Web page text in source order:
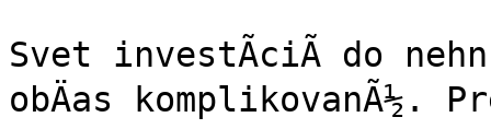
Svet investÃ­ciÃ­ do
obÄas komplikovanÃ½.